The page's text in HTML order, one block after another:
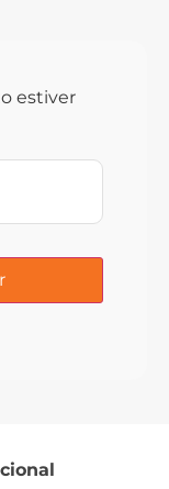
estiver